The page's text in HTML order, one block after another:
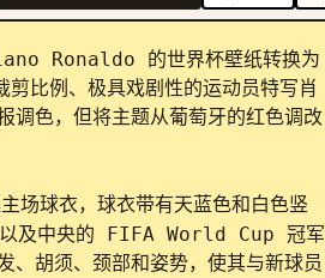
Ronaldo 的世界杯壁纸转换为
比例、极具戏剧性的运动员特写肖
调色，但将主题从葡萄牙的红色调改
场球衣，球衣带有天蓝色和白色竖
以及中央的 FIFA World Cup 冠军
、胡须、颈部和姿势，使其与新球员